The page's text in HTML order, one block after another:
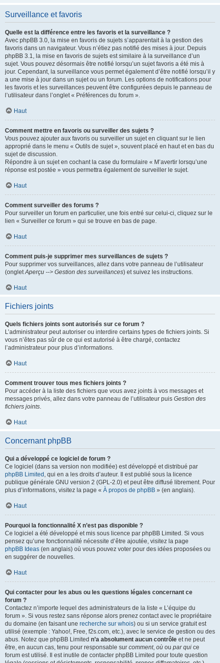
Surveillance et favoris
Quelle est la différence entre les favoris et la surveillance ?
Avec phpBB 3.0, la mise en favoris de sujets s’apparentait à la gestion des
favoris dans un navigateur. Vous n’étiez pas notifié des mises à jour. Depuis
phpBB 3.1, la mise en favoris de sujets est similaire à la surveillance d’un
sujet. Vous pouvez désormais être notifié lorsqu’un sujet favoris a été mis à
jour. Cependant, la surveillance vous permet également d’être notifié lorsqu’il y
a une mise à jour dans un sujet ou un forum. Les options de notifications pour
les favoris et les surveillances peuvent être configurées depuis le panneau de
l’utilisateur dans l’onglet « Préférences du forum ».
Haut
Comment mettre en favoris ou surveiller des sujets ?
Vous pouvez ajouter aux favoris ou surveiller un sujet en cliquant sur le lien
approprié dans le menu « Outils de sujet », souvent placé en haut et en bas du
sujet de discussion.
Répondre à un sujet en cochant la case du formulaire « M’avertir lorsqu’une
réponse est postée » vous permettra également de surveiller le sujet.
Haut
Comment surveiller des forums ?
Pour surveiller un forum en particulier, une fois entré sur celui-ci, cliquez sur le
lien « Surveiller ce forum » qui se trouve en bas de page.
Haut
Comment puis-je supprimer mes surveillances de sujets ?
Pour supprimer vos surveillances, allez dans votre panneau de l’utilisateur
(ongletAperçu --> Gestion des surveillances) et suivez les instructions.
Haut
Fichiers joints
Quels fichiers joints sont autorisés sur ce forum ?
L’administrateur peut autoriser ou interdire certains types de fichiers joints. Si
vous n’êtes pas sûr de ce qui est autorisé à être chargé, contactez
l’administrateur pour plus d’informations.
Haut
Comment trouver tous mes fichiers joints ?
Pour accéder à la liste des fichiers que vous avez joints à vos messages et
messages privés, allez dans votre panneau de l’utilisateur puis Gestion des
fichiers joints.
Haut
Concernant phpBB
Qui a développé ce logiciel de forum ?
Ce logiciel (dans sa version non modifiée) est développé et distribué par
phpBB Limited , qui en a les droits d’auteur. Il est publié sous la licence
publique générale GNU version 2 (GPL-2.0) et peut être diffusé librement. Pour
plus d’informations, visitez la page « À propos de phpBB » (en anglais).
Haut
Pourquoi la fonctionnalité X n’est pas disponible ?
Ce logiciel a été développé et mis sous licence par phpBB Limited. Si vous
pensez qu’une fonctionnalité nécessite d’être ajoutée, visitez la page
phpBB Ideas (en anglais) où vous pouvez voter pour des idées proposées ou
en suggérer de nouvelles.
Haut
Qui contacter pour les abus ou les questions légales concernant ce
forum ?
Contactez n’importe lequel des administrateurs de la liste « L’équipe du
forum ». Si vous restez sans réponse alors prenez contact avec le propriétaire
du domaine (en faisant une recherche sur whois) ou si un service gratuit est
utilisé (exemple : Yahoo!, Free, f2s.com, etc.), avec le service de gestion ou des
abus. Notez que phpBB Limited n’a absolument aucun contrôle et ne peut
être, en aucun cas, tenu pour responsable sur comment, où ou par qui ce
forum est utilisé. Il est inutile de contacter phpBB Limited pour toute question